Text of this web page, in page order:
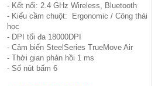
- Kết nối: 2.4 GHz Wireless, Bluetooth
- Kiểu cầm chuột: Ergonomic / Công thái
học
- DPI tối đa 18000DPI
- Cảm biến SteelSeries TrueMove Air
- Thời gian phản hồi 1 ms
- Số nút bấm 6